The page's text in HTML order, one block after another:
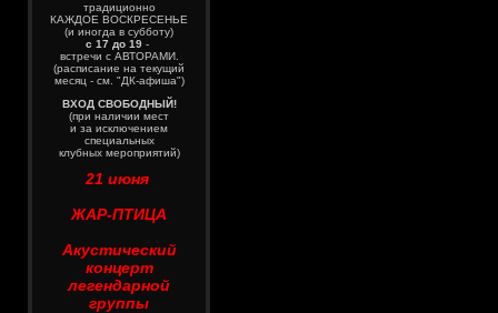
традиционно
КАЖДОЕ ВОСКРЕСЕНЬЕ
(и иногда в субботу)
с 17 до 19 -
встречи с АВТОРАМИ.
(расписание на текущий
месяц - см. "ДК-афиша")
ВХОД СВОБОДНЫЙ!
(при наличии мест
и за исключением
специальных
клубных мероприятий)
21 июня
ЖАР-ПТИЦА
Акустический
концерт
легендарной
группы